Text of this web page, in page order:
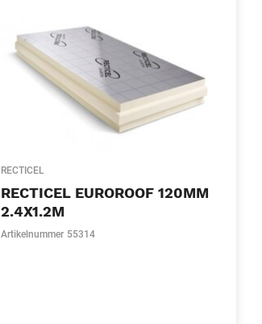
RECTICEL
RECTICEL EUROROOF 120MM
2.4X1.2M
Artikelnummer 55314